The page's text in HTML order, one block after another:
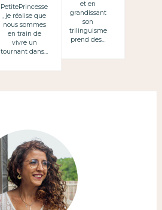
PetitePrincesse
, je réalise que
nous sommes
en train de
vivre un
tournant dans…
et en
grandissant
son
trilinguisme
prend des…